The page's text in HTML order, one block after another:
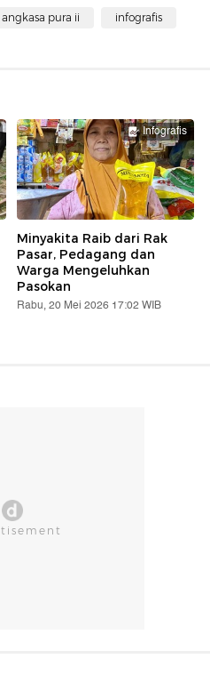
angkasa pura ii infografis
Infografis
Minyakita Raib dari Rak
Pasar, Pedagang dan
Warga Mengeluhkan
Pasokan
Rabu, 20 Mei 2026 17:02 WIB